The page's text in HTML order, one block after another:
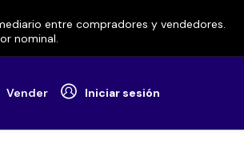
entre compradores y vendedores.
nominal.
Vender Iniciar sesión